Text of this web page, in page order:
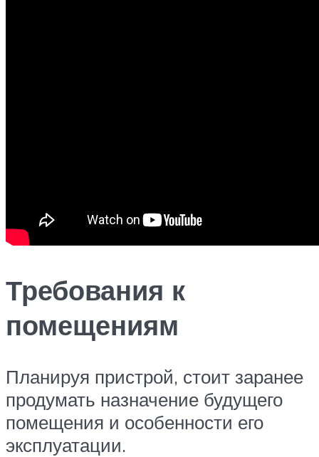
Требования к
помещениям
Планируя пристрой, стоит заранее
продумать назначение будущего
помещения и особенности его
эксплуатации.